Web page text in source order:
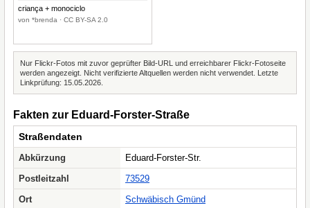
criança + monociclo
von *brenda · CC BY-SA 2.0
Nur Flickr-Fotos mit zuvor geprüfter Bild-URL und erreichbarer Flickr-Fotoseite
werden angezeigt. Nicht verifizierte Altquellen werden nicht verwendet. Letzte
Linkprüfung: 15.05.2026.
Fakten zur Eduard-Forster-Straße
Straßendaten
Abkürzung
Eduard-Forster-Str.
Postleitzahl
73529
Ort
Schwäbisch Gmünd